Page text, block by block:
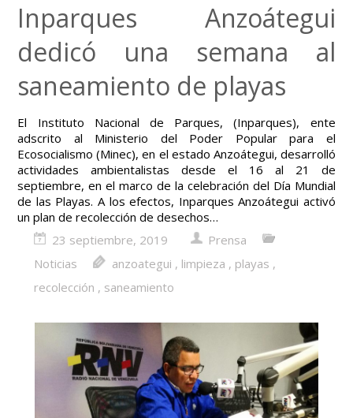
Inparques Anzoátegui
dedicó una semana al
saneamiento de playas
El Instituto Nacional de Parques, (Inparques), ente
adscrito al Ministerio del Poder Popular para el
Ecosocialismo (Minec), en el estado Anzoátegui, desarrolló
actividades ambientalistas desde el 16 al 21 de
septiembre, en el marco de la celebración del Día Mundial
de las Playas. A los efectos, Inparques Anzoátegui activó
un plan de recolección de desechos…
23 septiembre, 2019
Prensa
Noticias
anzoategui , limpieza , playas ,
recolección , saneamiento